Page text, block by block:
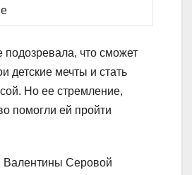
подозревала, что сможет
детские мечты и стать
Но ее стремление,
помогли ей пройти
Валентины Серовой